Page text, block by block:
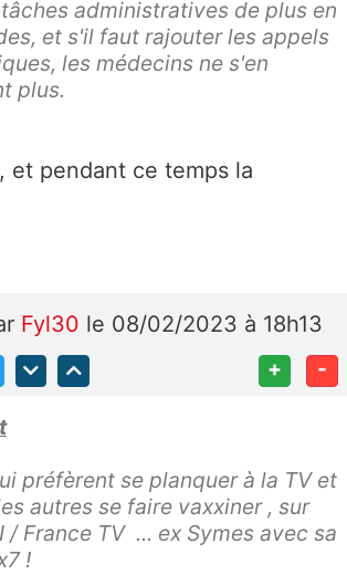
administratives de plus en
et s'il faut rajouter les appels
les médecins ne s'en
plus.
et pendant ce temps la
Fyl30 le 08/02/2023 à 18h13
+ -
préfèrent se planquer à la TV et
autres se faire vaxxiner , sur
/ France TV ... ex Symes avec sa
!